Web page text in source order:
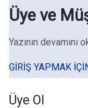
Üye ve
Yazının devamını
GIRIŞ YAPMAK
Üye Ol